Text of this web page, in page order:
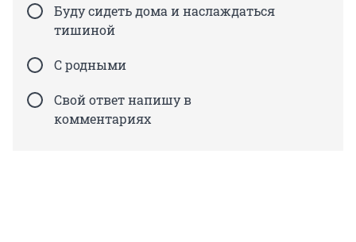
Буду сидеть дома и наслаждаться
тишиной
С родными
Свой ответ напишу в
комментариях